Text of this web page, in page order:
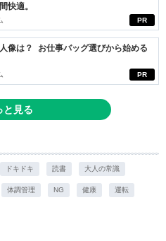
PR
快適。
PR
像は？ お仕事バッグ選びから始める
と見る
ドキドキ 読書 大人の常識
体調管理 NG 健康 運転